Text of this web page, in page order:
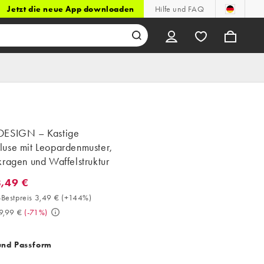
Jetzt die neue App downloaden Hilfe und FAQ
– Kastige
mit Leopardenmuster,
und Waffelstruktur
€. 30-Tage-Bestpreis 3,49 € (+144%). Vorher 29,99 €. (-71%)
€
3,49 € (+144%)
€ (-71%)
Passform